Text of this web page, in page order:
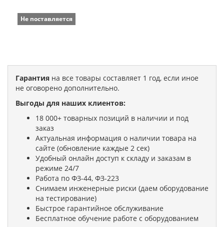
Не поставляется
Гарантия на все товары составляет 1 год, если иное
не оговорено дополнительно.
Выгоды для наших клиентов:
18 000+ товарных позиций в наличии и под
заказ
Актуальная информация о наличии товара на
сайте (обновление каждые 2 сек)
Удобный онлайн доступ к складу и заказам в
режиме 24/7
Работа по ФЗ-44, ФЗ-223
Снимаем инженерные риски (даем оборудование
на тестирование)
Быстрое гарантийное обслуживание
Бесплатное обучение работе с оборудованием